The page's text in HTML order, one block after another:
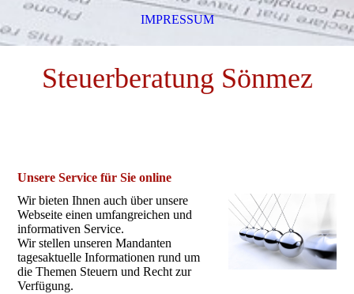
Steuerberatung Sönmez
Unsere Service für Sie online
Wir bieten Ihnen auch über unsere
Webseite einen umfangreichen und
informativen Service.
Wir stellen unseren Mandanten
tagesaktuelle Informationen rund um
die Themen Steuern und Recht zur
Verfügung.
IMPRESSUM